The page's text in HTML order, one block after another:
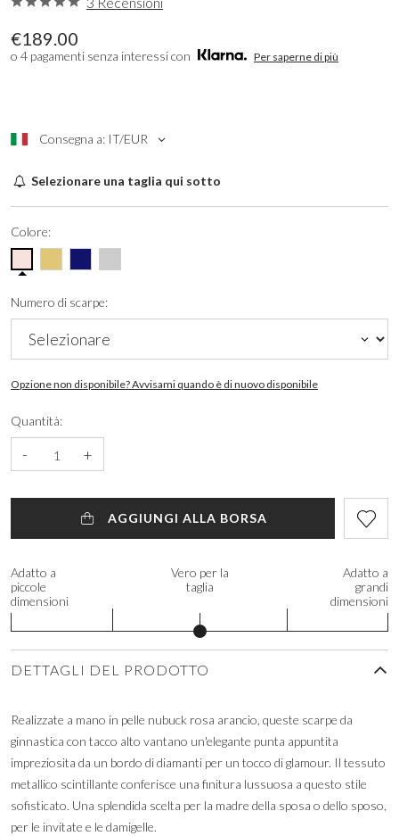
€189.00
o 4 pagamenti senza interessi con Per saperne di più
Consegna a: IT/EUR
Selezionare una taglia qui sotto
Colore:
Numero di scarpe:
Opzione non disponibile? Avvisami quando è di nuovo disponibile
Quantità:
- +
AGGIUNGI ALLA BORSA
Adatto a
piccole
dimensioni
Vero per la
taglia
Adatto a
grandi
dimensioni
DETTAGLI DEL PRODOTTO
Realizzate a mano in pelle nubuck rosa arancio, queste scarpe da
ginnastica con tacco alto vantano un'elegante punta appuntita
impreziosita da un bordo di diamanti per un tocco di glamour. Il tessuto
metallico scintillante conferisce una finitura lussuosa a questo stile
sofisticato. Una splendida scelta per la madre della sposa o dello sposo,
per le invitate e le damigelle.